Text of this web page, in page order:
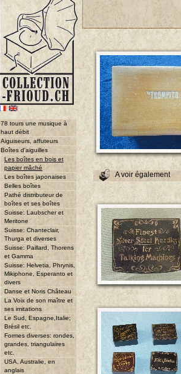
78 tours une musique à
haut débit
Aiguiseurs, affuteurs
Boîtes d'aiguilles
Les boîtes en bois et
papier mâché
Les boîtes japonaises
Belles boîtes
Pathé distributeur de
boîtes et ses boîtes
Suisse: Laubscher et
Meritone
Suisse: Chanteclair,
Thurga et diverses
Suisse: Paillard, Thorens
et Gamma
Suisse: Helvetia, Phrynis,
Mikiphone, Esperanto et
divers
Danse et Noris Château
La Voix de son maître et
ses imitations
Le Sud, Espagne,Italie;
Brésil etc.
Formes diverses: rondes,
grandes, triangulaires
etc.
USA, Australie, en
anglais
A voir également